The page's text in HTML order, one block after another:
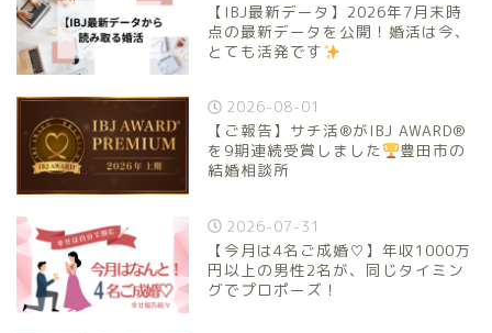
【IBJ最新データ】2026年7月末時
点の最新データを公開！婚活は今、
とても活発です
2026-08-01
【ご報告】サチ活®がIBJ AWARD®
を9期連続受賞しました
豊田市の
結婚相談所
2026-07-31
【今月は4名ご成婚♡】年収1000万
円以上の男性2名が、同じタイミン
グでプロポーズ！